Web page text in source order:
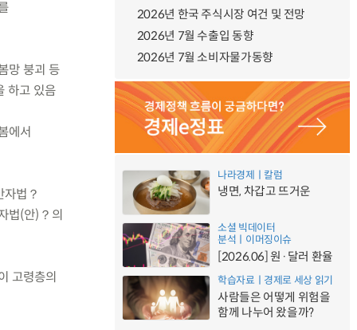
망 붕괴 등
하고 있음
에서
자법？
법(안)？의
고령층의
2026년 한국 주식시장 여건 및 전망
2026년 7월 수출입 동향
2026년 7월 소비자물가동향
나라경제ㅣ칼럼
냉면, 차갑고 뜨거운
소셜 빅데이터
분석ㅣ이머징이슈
[2026.06] 원·달러 환율
학습자료ㅣ경제로 세상 읽기
사람들은 어떻게 위험을
함께 나누어 왔을까?